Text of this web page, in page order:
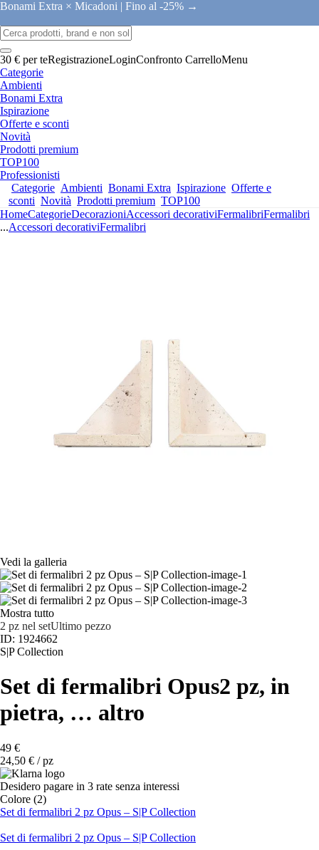
Bonami Extra × Micadoni | Fino al -25% →
30 € per teRegistrazioneLoginConfronto CarrelloMenu
Categorie
Ambienti
Bonami Extra
Ispirazione
Offerte e sconti
Novità
Prodotti premium
TOP100
Professionisti
Categorie Ambienti Bonami Extra Ispirazione Offerte e
sconti Novità Prodotti premium TOP100
HomeCategorieDecorazioniAccessori decorativiFermalibriFermalibri
...Accessori decorativiFermalibri
Vedi la galleria
Mostra tutto
2 pz nel setUltimo pezzo
ID: 1924662
S|P Collection
Set di fermalibri Opus2 pz, in
pietra, … altro
49 €
24,50 € / pz
Desidero pagare in 3 rate senza interessi
Colore (2)
Set di fermalibri 2 pz Opus – S|P Collection
Set di fermalibri 2 pz Opus – S|P Collection